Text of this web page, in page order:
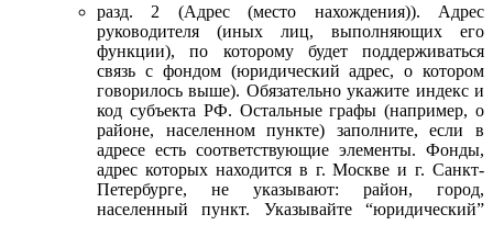
разд. 2 (Адрес (место нахождения)). Адрес
руководителя (иных лиц, выполняющих его
функции), по которому будет поддерживаться
связь с фондом (юридический адрес, о котором
говорилось выше). Обязательно укажите индекс и
код субъекта РФ. Остальные графы (например, о
районе, населенном пункте) заполните, если в
адресе есть соответствующие элементы. Фонды,
адрес которых находится в г. Москве и г. Санкт-
Петербурге, не указывают: район, город,
населенный пункт. Указывайте “юридический”